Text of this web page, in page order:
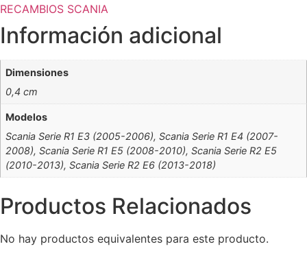
RECAMBIOS SCANIA
Información adicional
Dimensiones
0,4 cm
Modelos
Scania Serie R1 E3 (2005-2006), Scania Serie R1 E4 (2007-
2008), Scania Serie R1 E5 (2008-2010), Scania Serie R2 E5
(2010-2013), Scania Serie R2 E6 (2013-2018)
Productos Relacionados
No hay productos equivalentes para este producto.